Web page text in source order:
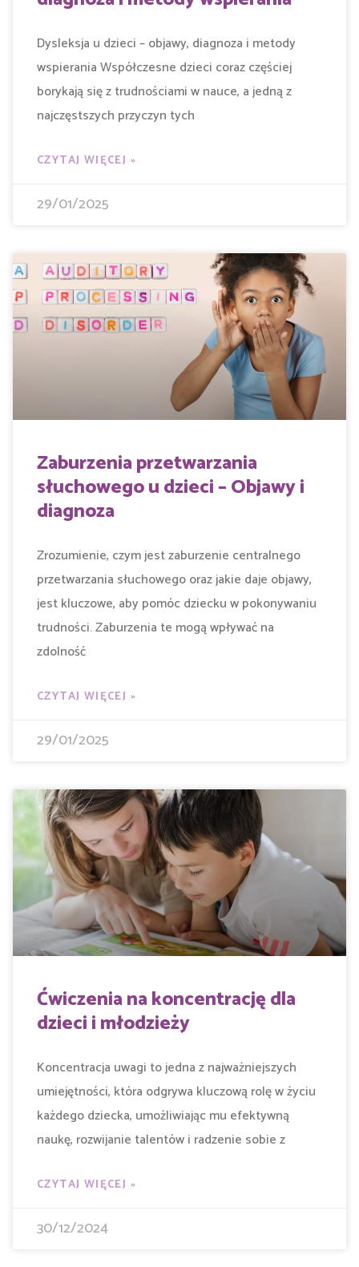
Dysleksja u dzieci – objawy, diagnoza i metody
wspierania Współczesne dzieci coraz częściej
borykają się z trudnościami w nauce, a jedną z
najczęstszych przyczyn tych
CZYTAJ WIĘCEJ »
29/01/2025
Zaburzenia przetwarzania
słuchowego u dzieci – Objawy i
diagnoza
Zrozumienie, czym jest zaburzenie centralnego
przetwarzania słuchowego oraz jakie daje objawy,
jest kluczowe, aby pomóc dziecku w pokonywaniu
trudności. Zaburzenia te mogą wpływać na
zdolność
CZYTAJ WIĘCEJ »
29/01/2025
Ćwiczenia na koncentrację dla
dzieci i młodzieży
Koncentracja uwagi to jedna z najważniejszych
umiejętności, która odgrywa kluczową rolę w życiu
każdego dziecka, umożliwiając mu efektywną
naukę, rozwijanie talentów i radzenie sobie z
CZYTAJ WIĘCEJ »
30/12/2024